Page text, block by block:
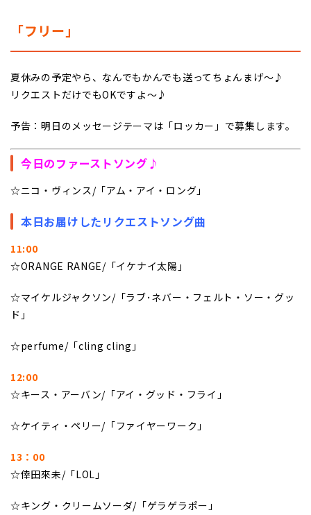
「フリー」
夏休みの予定やら、なんでもかんでも送ってちょんまげ～♪
リクエストだけでもOKですよ～♪
予告：明日のメッセージテーマは「ロッカー」で募集します。
今日のファーストソング♪
☆ニコ・ヴィンス/「アム・アイ・ロング」
本日お届けしたリクエストソング曲
11:00
☆ORANGE RANGE/「イケナイ太陽」
☆マイケルジャクソン/「ラブ･ネバー・フェルト・ソー・グッ
ド」
☆perfume/「cling cling」
12:00
☆キース・アーバン/「アイ・グッド・フライ」
☆ケイティ・ペリー/「ファイヤーワーク」
13：00
☆倖田來未/「LOL」
☆キング・クリームソーダ/「ゲラゲラポー」